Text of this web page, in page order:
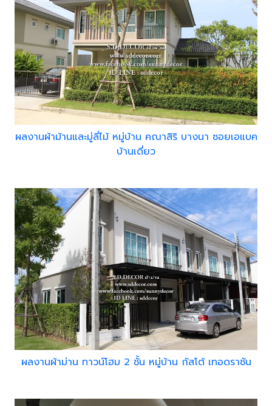
ผลงานผ้าม้านและมู่ลี่ไม้ หมู่บ้าน คณาสิริ บางนา ซอยเอแบค
บ้านเดี่ยว
ผลงานผ้าม่าน ทาวน์โฮม 2 ชั้น หมู่บ้าน กัสโต้ เทอดราชัน